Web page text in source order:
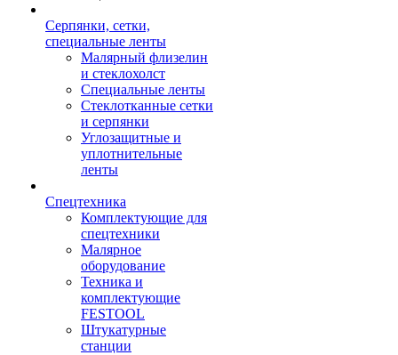
Серпянки, сетки,
специальные ленты
Малярный флизелин
и стеклохолст
Специальные ленты
Стеклотканные сетки
и серпянки
Углозащитные и
уплотнительные
ленты
Спецтехника
Комплектующие для
спецтехники
Малярное
оборудование
Техника и
комплектующие
FESTOOL
Штукатурные
станции